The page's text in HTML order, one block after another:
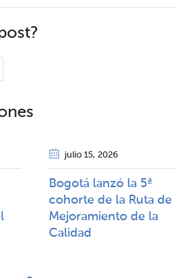
julio 15, 2026
Bogotá lanzó la 5ª
cohorte de la Ruta de
Mejoramiento de la
Calidad​​